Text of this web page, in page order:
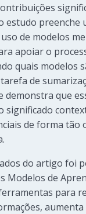
estudo preenche
de modelos
apoiar o
quais modelos
de
demonstra que
significado
de forma tão
do artigo foi
Modelos de
para
aumenta